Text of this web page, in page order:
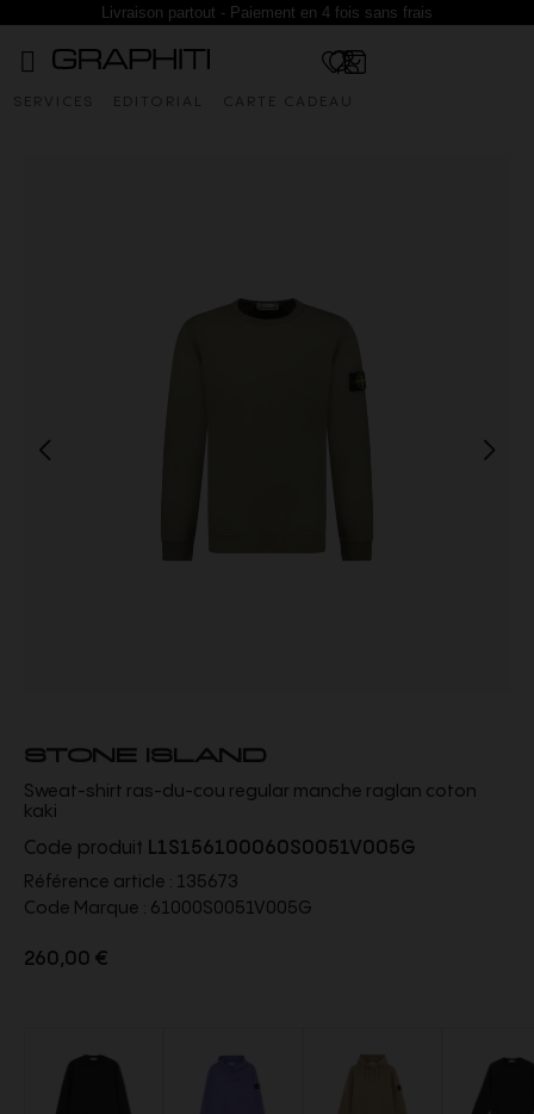
Livraison partout - Paiement en 4 fois sans frais
SERVICES EDITORIAL CARTE CADEAU
STONE ISLAND
Sweat-shirt ras-du-cou regular manche raglan coton
kaki
Code produit L1S156100060S0051V005G
Référence article : 135673
Code Marque : 61000S0051V005G
260,00 €